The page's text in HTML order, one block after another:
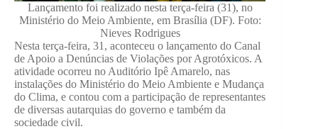
Lançamento foi realizado nesta terça-feira (31), no
Ministério do Meio Ambiente, em Brasília (DF). Foto:
Nieves Rodrigues
Nesta terça-feira, 31, aconteceu o lançamento do Canal
de Apoio a Denúncias de Violações por Agrotóxicos. A
atividade ocorreu no Auditório Ipê Amarelo, nas
instalações do Ministério do Meio Ambiente e Mudança
do Clima, e contou com a participação de representantes
de diversas autarquias do governo e também da
sociedade civil.